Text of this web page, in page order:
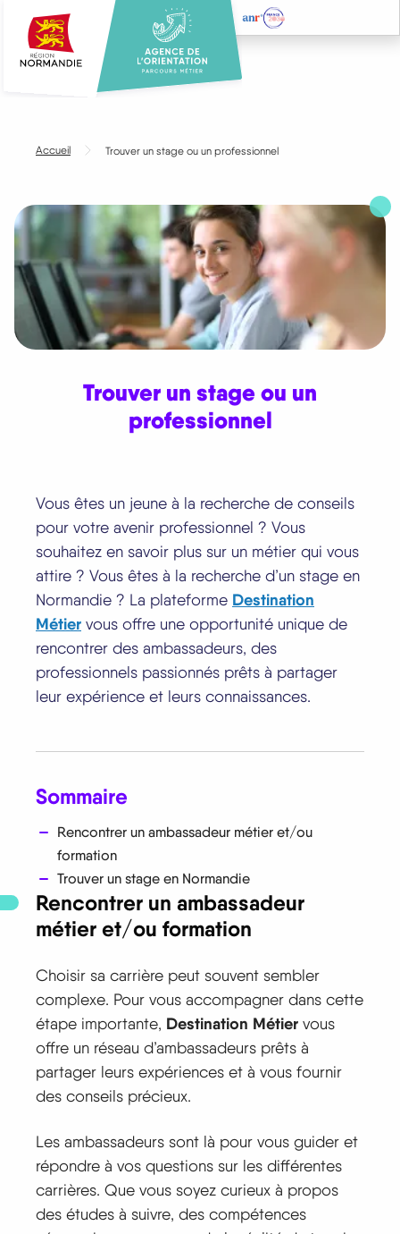
contenu
Accueil Trouver un stage ou un professionnel
Trouver un stage ou un
professionnel
Vous êtes un jeune à la recherche de conseils
pour votre avenir professionnel ? Vous
souhaitez en savoir plus sur un métier qui vous
attire ? Vous êtes à la recherche d’un stage en
Normandie ? La plateforme Destination
Métier vous offre une opportunité unique de
rencontrer des ambassadeurs, des
professionnels passionnés prêts à partager
leur expérience et leurs connaissances.
Sommaire
Rencontrer un ambassadeur métier et/ou
formation
Trouver un stage en Normandie
Rencontrer un ambassadeur
métier et/ou formation
Choisir sa carrière peut souvent sembler
complexe. Pour vous accompagner dans cette
étape importante, Destination Métier vous
offre un réseau d’ambassadeurs prêts à
partager leurs expériences et à vous fournir
des conseils précieux.
Les ambassadeurs sont là pour vous guider et
répondre à vos questions sur les différentes
carrières. Que vous soyez curieux à propos
des études à suivre, des compétences